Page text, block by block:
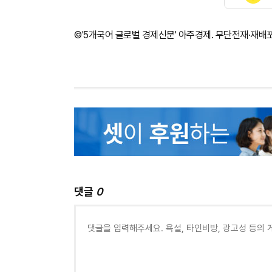
©'5개국어 글로벌 경제신문' 아주경제. 무단전재·재배
댓글 0